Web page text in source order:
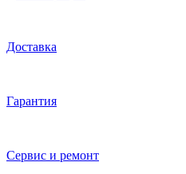
Доставка
Гарантия
Сервис и ремонт